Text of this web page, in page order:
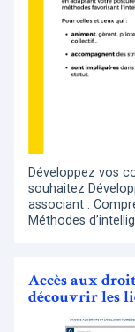
Développez vos
souhaitez
associant :
Méthodes
Accès aux
découvrir les